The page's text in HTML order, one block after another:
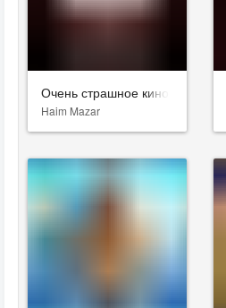
Очень страшное кино
Haim Mazar